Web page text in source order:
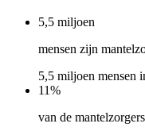
5,5 miljoen
mensen zijn
5,5 miljoen mensen
11%
van de mantelzorgers